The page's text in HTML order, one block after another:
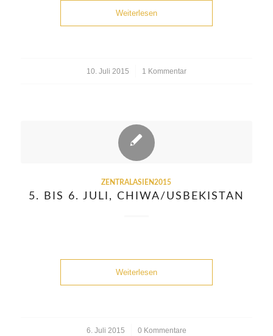
Weiterlesen
10. Juli 2015 1 Kommentar
ZENTRALASIEN2015
5. BIS 6. JULI, CHIWA/USBEKISTAN
Weiterlesen
6. Juli 2015 0 Kommentare